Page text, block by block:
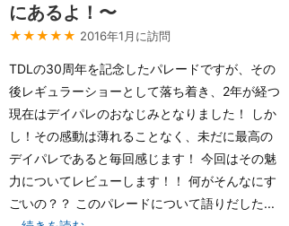
にあるよ！〜
★★★★★ 2016年1月に訪問
TDLの30周年を記念したパレードですが、その
後レギュラーショーとして落ち着き、2年が経つ
現在はデイパレのおなじみとなりました！ しか
し！その感動は薄れることなく、未だに最高の
デイパレであると毎回感じます！ 今回はその魅
力についてレビューします！！ 何がそんなにす
ごいの？？ このパレードについて語りだした...